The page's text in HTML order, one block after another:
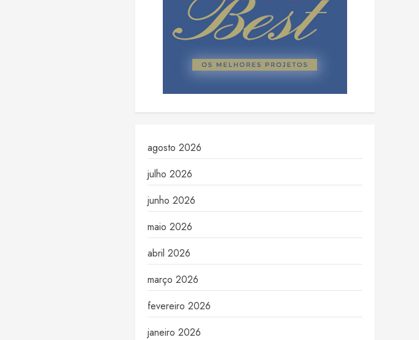
agosto 2026
julho 2026
junho 2026
maio 2026
abril 2026
março 2026
fevereiro 2026
janeiro 2026